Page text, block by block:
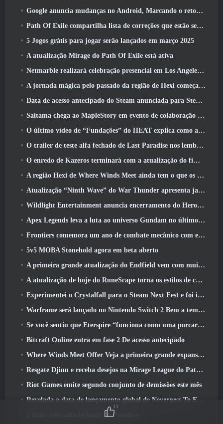
Google anuncia mudanças no Android, Marcando o retorno do Fortnite à Play Store
Path Of Exile compartilha lista de correções que estão sendo trabalhadas após o lançamento do Mirage
5 Jogos grátis para jogar serão lançados em março 2025
A atualização Mirage do Path Of Exile está ativa
Netmarble realizará celebração presencial em Los Angeles. Antes dos Sete Pecados Capitais: Lançamento de origem
A jornada mágica pelo passado da região de Hexi começa onde os ventos se encontram hoje
Data de acesso antecipado do Steam anunciada para Steampunk ARPG Crystalfall
Saitama chega ao MapleStory em evento de colaboração One-Punch Man
O último vídeo de “Fundações” do HEAT explica como agentes e tanques trabalham juntos
O trailer de teste alfa fechado de Last Paradise nos lembra como é realmente sobreviver ao apocalipse zumbi
O enredo de Kazeros terminará com a atualização do fim do abismo de Lost Ark
A região Hexi de Where Winds Meet ainda tem o que os jogadores amam, ao mesmo tempo que é uma experiência única
Atualização “Ninth Wave” do War Thunder apresenta jatos Rank IX
Wildlight Entertainment anuncia encerramento do Hero Shooter Highguard gratuito
Apex Legends leva a luta ao universo Gundam no último evento de crossover
Frontiers comemora um ano de combate mecânico com eventos de aniversário
5v5 MOBA Stonehold agora em beta aberto
A primeira grande atualização do Endfield vem com muitas otimizações
A atualização de hoje do RuneScape torna os estilos de combate originais do MMORPG mais fáceis de aprender
Experimentei o Crystalfall para o Steam Next Fest e foi isso que aprendi
Warframe será lançado no Nintendo Switch 2 Bem a tempo para a próxima grande atualização, O Shadowgrapher
Se você sentiu que Eterspire “funciona como uma porcaria”, O diretor criativo diz que isso não acontece mais
Bitcraft Online entra em fase 2 De acesso antecipado
Where Winds Meet Offer Veja a primeira grande expansão na transmissão ao vivo Hexi
Resgate Djinn e receba desejos na Mirage League do Path Of Exile
Riot Games emite segundo conjunto de demissões este mês
Revelada a data de lançamento global de Neverness To Everness
Último teste alfa fechado do Paradise
11